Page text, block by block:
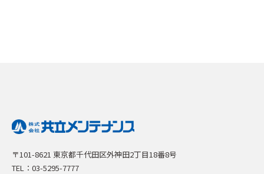
〒101-8621 東京都千代田区外神田2丁目18番8号
TEL：03-5295-7777